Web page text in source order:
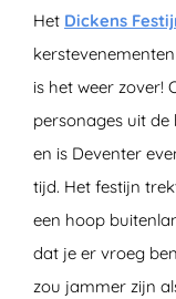
Het Dickens
is het weer zover!
personages uit de
en is Deventer
tijd. Het festijn
een hoop
dat je er vroeg
zou jammer zijn